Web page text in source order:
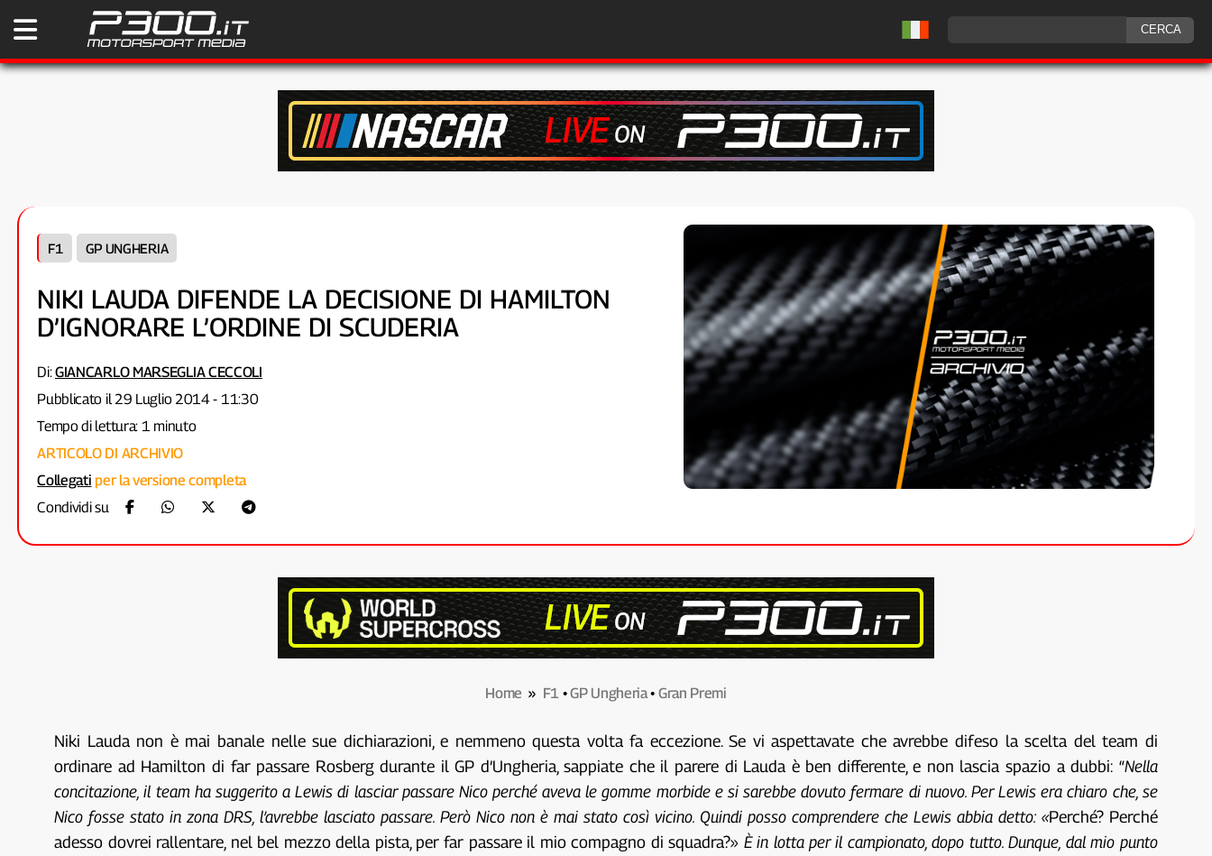
F1 GP UNGHERIA
NIKI LAUDA DIFENDE LA DECISIONE DI HAMILTON
D’IGNORARE L’ORDINE DI SCUDERIA
Di:GIANCARLO MARSEGLIA CECCOLI
Pubblicato il 29 Luglio 2014 - 11:30
Tempo di lettura: 1 minuto
ARTICOLO DI ARCHIVIO
Collegati per la versione completa
Condividi su
Home » F1•GP Ungheria• Gran Premi
Niki Lauda non è mai banale nelle sue dichiarazioni, e nemmeno questa volta fa eccezione. Se vi aspettavate che avrebbe difeso la scelta del team di
ordinare ad Hamilton di far passare Rosberg durante il GP d’Ungheria, sappiate che il parere di Lauda è ben differente, e non lascia spazio a dubbi: “Nella
concitazione, il team ha suggerito a Lewis di lasciar passare Nico perché aveva le gomme morbide e si sarebbe dovuto fermare di nuovo. Per Lewis era chiaro che, se
Nico fosse stato in zona DRS, l’avrebbe lasciato passare. Però Nico non è mai stato così vicino. Quindi posso comprendere che Lewis abbia detto: «Perché? Perché
adesso dovrei rallentare, nel bel mezzo della pista, per far passare il mio compagno di squadra?» È in lotta per il campionato, dopo tutto. Dunque, dal mio punto